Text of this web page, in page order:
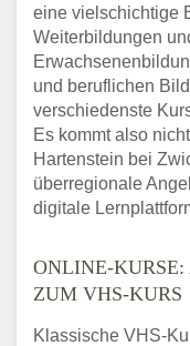
eine vielschichtige
Weiterbildungen
und beruflichen
verschiedenste
Es kommt also
Hartenstein bei
überregionale
digitale
ONLINE-
ZUM VHS-KURS
Klassische VHS-